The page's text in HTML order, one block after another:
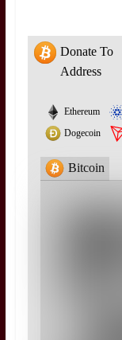
Donate To
Address
Bitcoin
Ethereum
Dogecoin